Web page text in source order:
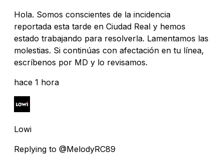
Hola. Somos conscientes de la incidencia
reportada esta tarde en Ciudad Real y hemos
estado trabajando para resolverla. Lamentamos las
molestias. Si continúas con afectación en tu línea,
escríbenos por MD y lo revisamos.
hace 1 hora
Lowi
Replying to @MelodyRC89